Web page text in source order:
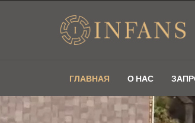
ГЛАВНАЯ О НАС